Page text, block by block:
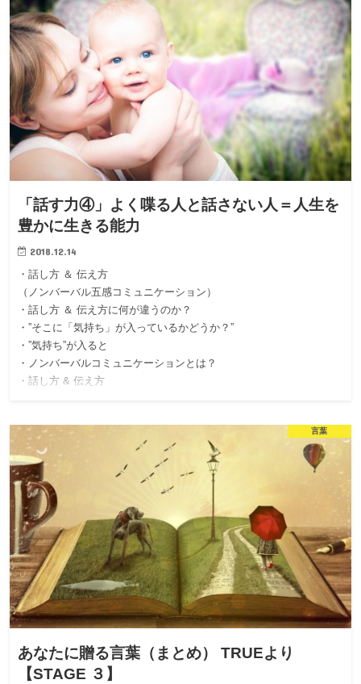
「話す力④」よく喋る人と話さない人＝人生を
豊かに生きる能力
2018.12.14
・話し方 ＆ 伝え方
（ノンバーバル五感コミュニケーション）
・話し方 ＆ 伝え方に何が違うのか？
・”そこに「気持ち」が入っているかどうか？”
・”気持ち”が入ると
・ノンバーバルコミュニケーションとは？
・話し方 & 伝え方
言葉
あなたに贈る言葉（まとめ） TRUEより
【STAGE ３】